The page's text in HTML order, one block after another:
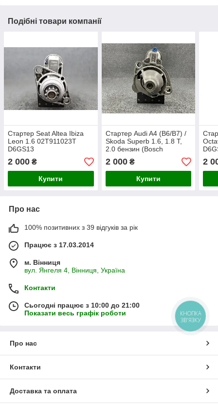
Подібні товари компанії
Стартер Seat Altea Ibiza
Leon 1.6 02T911023T
D6GS13
2 000 ₴
Купити
Стартер Audi A4 (B6/B7) /
Skoda Superb 1.6, 1.8 T,
2.0 бензин (Bosch
0001107427, VAG
06B911023A)
2 000₴
Купити
2
Про нас
100% позитивних з 39 відгуків за рік
Працює з 17.03.2014
м. Вінниця
вул. Янгеля 4, Вінниця, Україна
Контакти
Сьогодні працює з 10:00 до 21:00
Показати весь графік роботи
Про нас
Контакти
Доставка та оплата
КНОПКА
ЗВ'ЯЗКУ